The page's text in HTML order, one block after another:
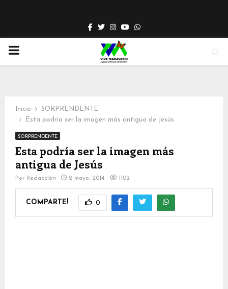
Facebook
TwitterInstagram
YoutubeWhatsapp
PRIMARY
Inicio
SORPRENDENTE
Esta podría ser la imagen más antigua de Jesús
SORPRENDENTE
Esta podría ser la imagen más
antigua de Jesús
Por Redacción 2 mayo, 2014 1102
COMPARTE! 0